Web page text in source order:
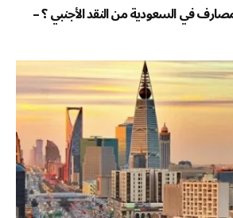
في السعودية من النقد الأجنبي ؟ –